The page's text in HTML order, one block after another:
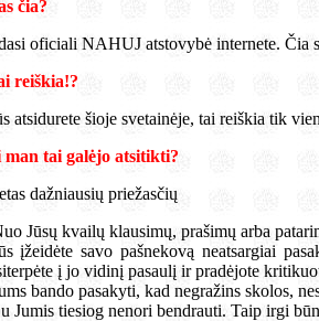
čia?
oficiali NAHUJ atstovybė internete. Čia
reiškia!?
atsidurete šioje svetainėje, tai reiškia tik
man tai galėjo atsitikti?
dažniausių priežasčių
Jūsų kvailų klausimų, prašimų arba
įžeidėte savo pašnekovą neatsargiai
į jo vidinį pasaulį ir pradėjote
bando pasakyti, kad negražins skolos,
Jumis tiesiog nenori bendrauti. Taip irgi